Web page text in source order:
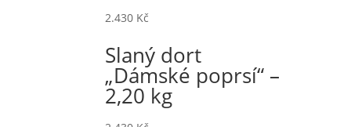
2.430 Kč
Slaný dort
„Dámské poprsí“ –
2,20 kg